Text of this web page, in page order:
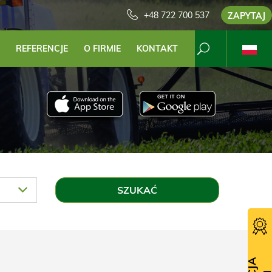
+48 722 700 537 ZAPYTAJ
REFERENCJE O FIRMIE KONTAKT